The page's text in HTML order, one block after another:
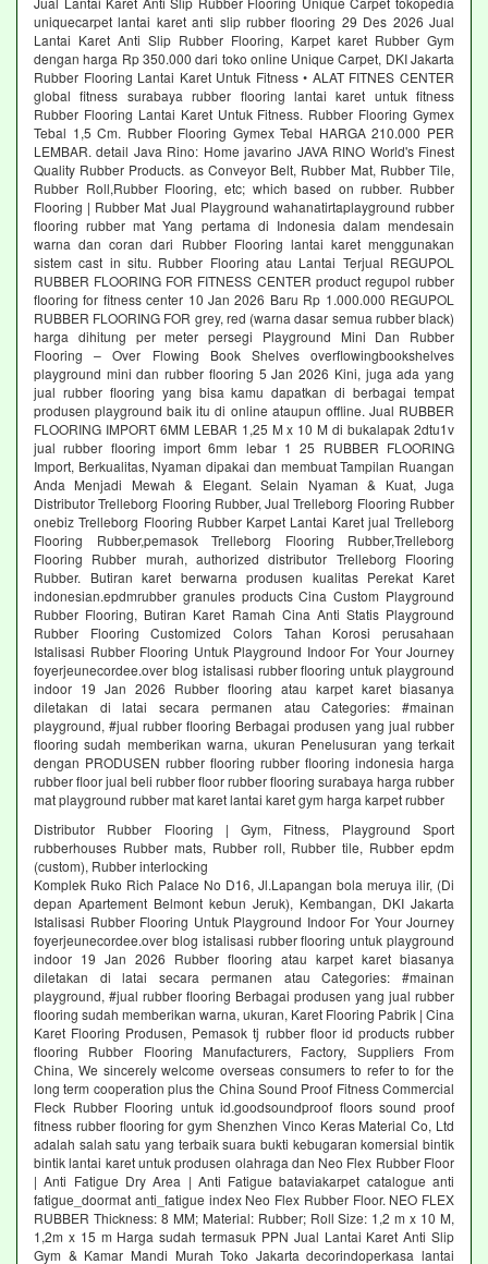
uniquecarpet lantai karet anti slip rubber flooring 29 Des 2026 Jual
Lantai Karet Anti Slip Rubber Flooring, Karpet karet Rubber Gym
dengan harga Rp 350.000 dari toko online Unique Carpet, DKI Jakarta
Rubber Flooring Lantai Karet Untuk Fitness • ALAT FITNES CENTER
global fitness surabaya rubber flooring lantai karet untuk fitness
Rubber Flooring Lantai Karet Untuk Fitness. Rubber Flooring Gymex
Tebal 1,5 Cm. Rubber Flooring Gymex Tebal HARGA 210.000 PER
LEMBAR. detail Java Rino: Home javarino JAVA RINO World's Finest
Quality Rubber Products. as Conveyor Belt, Rubber Mat, Rubber Tile,
Rubber Roll,Rubber Flooring, etc; which based on rubber. Rubber
Flooring | Rubber Mat Jual Playground wahanatirtaplayground rubber
flooring rubber mat Yang pertama di Indonesia dalam mendesain
warna dan coran dari Rubber Flooring lantai karet menggunakan
sistem cast in situ. Rubber Flooring atau Lantai Terjual REGUPOL
RUBBER FLOORING FOR FITNESS CENTER product regupol rubber
flooring for fitness center 10 Jan 2026 Baru Rp 1.000.000 REGUPOL
RUBBER FLOORING FOR grey, red (warna dasar semua rubber black)
harga dihitung per meter persegi Playground Mini Dan Rubber
Flooring – Over Flowing Book Shelves overflowingbookshelves
playground mini dan rubber flooring 5 Jan 2026 Kini, juga ada yang
jual rubber flooring yang bisa kamu dapatkan di berbagai tempat
produsen playground baik itu di online ataupun offline. Jual RUBBER
FLOORING IMPORT 6MM LEBAR 1,25 M x 10 M di bukalapak 2dtu1v
jual rubber flooring import 6mm lebar 1 25 RUBBER FLOORING
Import, Berkualitas, Nyaman dipakai dan membuat Tampilan Ruangan
Anda Menjadi Mewah & Elegant. Selain Nyaman & Kuat, Juga
Distributor Trelleborg Flooring Rubber, Jual Trelleborg Flooring Rubber
onebiz Trelleborg Flooring Rubber Karpet Lantai Karet jual Trelleborg
Flooring Rubber,pemasok Trelleborg Flooring Rubber,Trelleborg
Flooring Rubber murah, authorized distributor Trelleborg Flooring
Rubber. Butiran karet berwarna produsen kualitas Perekat Karet
indonesian.epdmrubber granules products Cina Custom Playground
Rubber Flooring, Butiran Karet Ramah Cina Anti Statis Playground
Rubber Flooring Customized Colors Tahan Korosi perusahaan
Istalisasi Rubber Flooring Untuk Playground Indoor For Your Journey
foyerjeunecordee.over blog istalisasi rubber flooring untuk playground
indoor 19 Jan 2026 Rubber flooring atau karpet karet biasanya
diletakan di latai secara permanen atau Categories: #mainan
playground, #jual rubber flooring Berbagai produsen yang jual rubber
flooring sudah memberikan warna, ukuran Penelusuran yang terkait
dengan PRODUSEN rubber flooring rubber flooring indonesia harga
rubber floor jual beli rubber floor rubber flooring surabaya harga rubber
mat playground rubber mat karet lantai karet gym harga karpet rubber
Distributor Rubber Flooring | Gym, Fitness, Playground Sport
rubberhouses Rubber mats, Rubber roll, Rubber tile, Rubber epdm
(custom), Rubber interlocking
Komplek Ruko Rich Palace No D16, Jl.Lapangan bola meruya ilir, (Di
depan Apartement Belmont kebun Jeruk), Kembangan, DKI Jakarta
Istalisasi Rubber Flooring Untuk Playground Indoor For Your Journey
foyerjeunecordee.over blog istalisasi rubber flooring untuk playground
indoor 19 Jan 2026 Rubber flooring atau karpet karet biasanya
diletakan di latai secara permanen atau Categories: #mainan
playground, #jual rubber flooring Berbagai produsen yang jual rubber
flooring sudah memberikan warna, ukuran, Karet Flooring Pabrik | Cina
Karet Flooring Produsen, Pemasok tj rubber floor id products rubber
flooring Rubber Flooring Manufacturers, Factory, Suppliers From
China, We sincerely welcome overseas consumers to refer to for the
long term cooperation plus the China Sound Proof Fitness Commercial
Fleck Rubber Flooring untuk id.goodsoundproof floors sound proof
fitness rubber flooring for gym Shenzhen Vinco Keras Material Co, Ltd
adalah salah satu yang terbaik suara bukti kebugaran komersial bintik
bintik lantai karet untuk produsen olahraga dan Neo Flex Rubber Floor
| Anti Fatigue Dry Area | Anti Fatigue bataviakarpet catalogue anti
fatigue_doormat anti_fatigue index Neo Flex Rubber Floor. NEO FLEX
RUBBER Thickness: 8 MM; Material: Rubber; Roll Size: 1,2 m x 10 M,
1,2m x 15 m Harga sudah termasuk PPN Jual Lantai Karet Anti Slip
Gym & Kamar Mandi Murah Toko Jakarta decorindoperkasa lantai